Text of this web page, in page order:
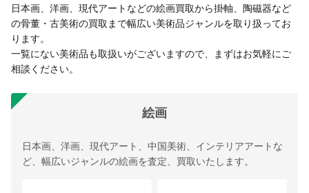
日本画、洋画、現代アートなどの絵画買取から掛軸、陶磁器など
の骨董・古美術の買取まで幅広い美術品ジャンルを取り扱ってお
ります。
一覧にない美術品も取扱いがございますので、まずはお気軽にご
相談ください。
絵画
日本画、洋画、現代アート、中国美術、インテリアアートな
ど、幅広いジャンルの絵画を査定、買取いたします。